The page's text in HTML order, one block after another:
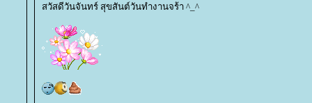
สวัสดีวันจันทร์ สุขสันต์วันทำงานจร้า ^_^